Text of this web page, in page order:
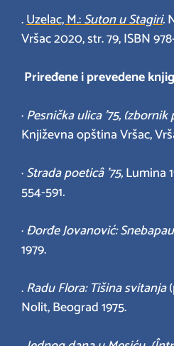
.Uzelac, M.:Suton u Stagiri.
Vršac 2020, str. 79, ISBN
Priređene i prevedene
·Pesnička ulica ’75, (zbornik
Književna opština Vršac,
·Strada poeticâ ’75,Lumina
554-591.
·Đorđe Jovanović:
1979.
.Radu Flora: Tišina svitanja
Nolit, Beograd 1975.